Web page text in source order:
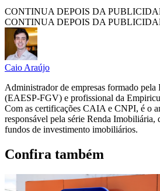
CONTINUA DEPOIS DA
CONTINUA DEPOIS DA
Caio Araújo
Administrador de empresas formado pela
(EAESP-FGV) e profissional da
Com as certificações CAIA e CNPI, é o
responsável pela série Renda Imobiliária,
fundos de investimento imobiliários.
Confira também